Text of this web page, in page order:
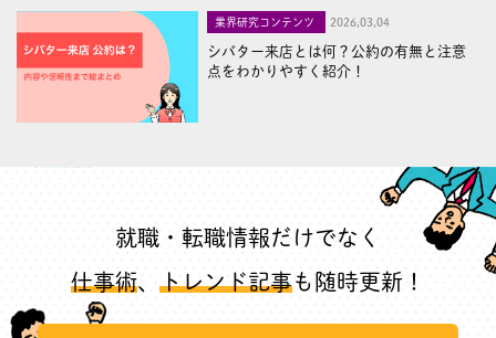
業界研究コンテンツ 2026,03,04
シバター来店とは何？公約の有無と注意
点をわかりやすく紹介！
就職・転職情報だけでなく
仕事術、 トレンド記事も随時更新！